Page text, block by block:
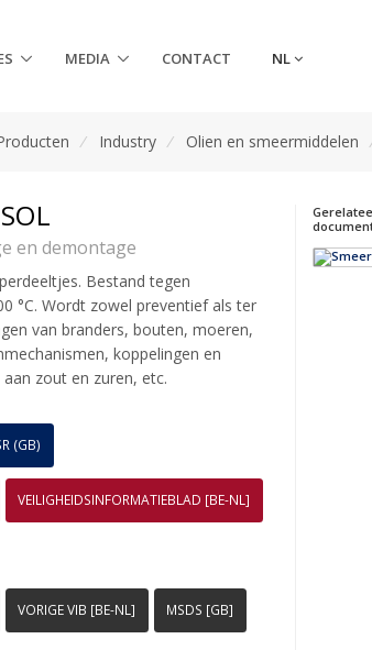
MEDIA CONTACT NL
/ Industry / Olien en smeermiddelen
en demontage
Bestand tegen
°C. Wordt zowel preventief als ter
van branders, bouten, moeren,
koppelingen en
zout en zuren, etc.
(GB)
VEILIGHEIDSINFORMATIEBLAD [BE-NL]
VORIGE VIB [BE-NL] MSDS [GB]